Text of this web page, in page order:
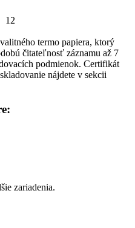
12
termo papiera, ktorý
čitateľnosť záznamu až 7
podmienok. Certifikát
nájdete v sekcii
zariadenia.